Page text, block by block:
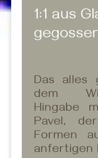
1:1 aus
Das alles
dem
Hingabe
Pavel,
Formen
anfertigen